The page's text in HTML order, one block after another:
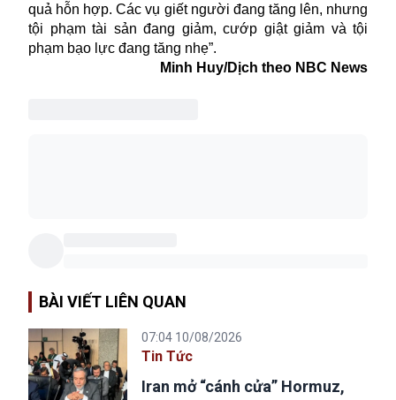
quả hỗn hợp. Các vụ giết người đang tăng lên, nhưng
tội phạm tài sản đang giảm, cướp giật giảm và tội
phạm bạo lực đang tăng nhẹ”.
Minh Huy/Dịch theo NBC News
BÀI VIẾT LIÊN QUAN
07:04 10/08/2026
Tin Tức
Iran mở “cánh cửa” Hormuz,